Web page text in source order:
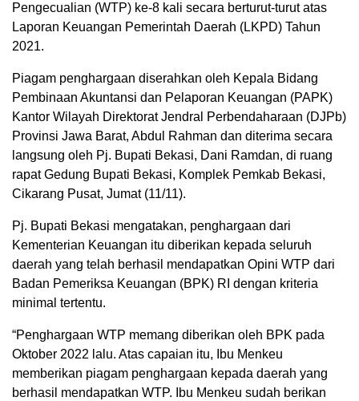
Pengecualian (WTP) ke-8 kali secara berturut-turut atas
Laporan Keuangan Pemerintah Daerah (LKPD) Tahun
2021.
Piagam penghargaan diserahkan oleh Kepala Bidang
Pembinaan Akuntansi dan Pelaporan Keuangan (PAPK)
Kantor Wilayah Direktorat Jendral Perbendaharaan (DJPb)
Provinsi Jawa Barat, Abdul Rahman dan diterima secara
langsung oleh Pj. Bupati Bekasi, Dani Ramdan, di ruang
rapat Gedung Bupati Bekasi, Komplek Pemkab Bekasi,
Cikarang Pusat, Jumat (11/11).
Pj. Bupati Bekasi mengatakan, penghargaan dari
Kementerian Keuangan itu diberikan kepada seluruh
daerah yang telah berhasil mendapatkan Opini WTP dari
Badan Pemeriksa Keuangan (BPK) RI dengan kriteria
minimal tertentu.
“Penghargaan WTP memang diberikan oleh BPK pada
Oktober 2022 lalu. Atas capaian itu, Ibu Menkeu
memberikan piagam penghargaan kepada daerah yang
berhasil mendapatkan WTP. Ibu Menkeu sudah berikan